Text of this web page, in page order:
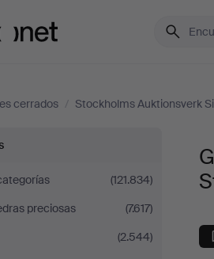
cerrados / Stockholms Auktionsverk
(121.834)
preciosas
(7.617)
(2.544)